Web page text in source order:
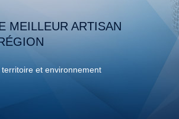
MEILLEUR ARTISAN
et environnement